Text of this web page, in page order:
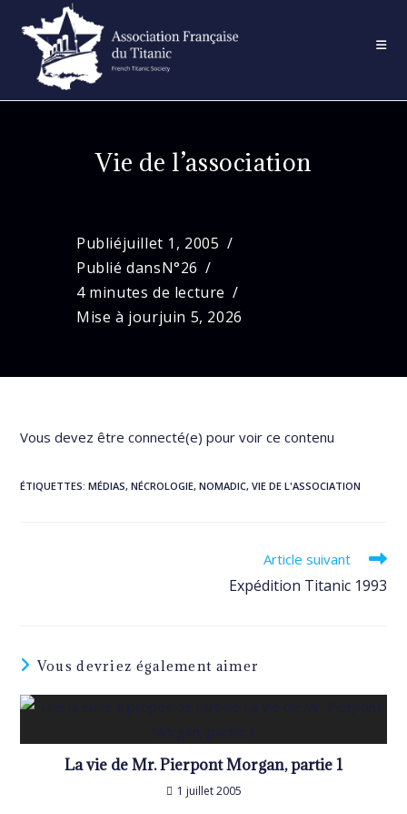
content
Vie de l’association
Publiéjuillet 1, 2005
Publié dansN°26
4 minutes de lecture
Mise à jourjuin 5, 2026
Vous devez être connecté(e) pour voir ce contenu
ÉTIQUETTES:MÉDIAS, NÉCROLOGIE, NOMADIC, VIE DE L'ASSOCIATION
Article suivant
Expédition Titanic 1993
Vous devriez également aimer
La vie de Mr. Pierpont Morgan, partie 1
1 juillet 2005